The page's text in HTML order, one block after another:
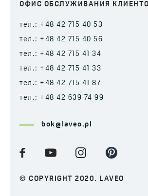
ОФИС ОБСЛУЖИВАНИЯ
тел.: +48 42 715 40 53
тел.: +48 42 715 40 56
тел.: +48 42 715 41 34
тел.: +48 42 715 41 33
тел.: +48 42 715 41 87
тел.: +48 42 639 74 99
bok@laveo.pl
© COPYRIGHT 2020. LAVEO